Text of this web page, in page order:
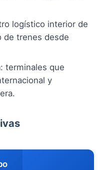
logístico interior de
de trenes desde
: terminales que
y